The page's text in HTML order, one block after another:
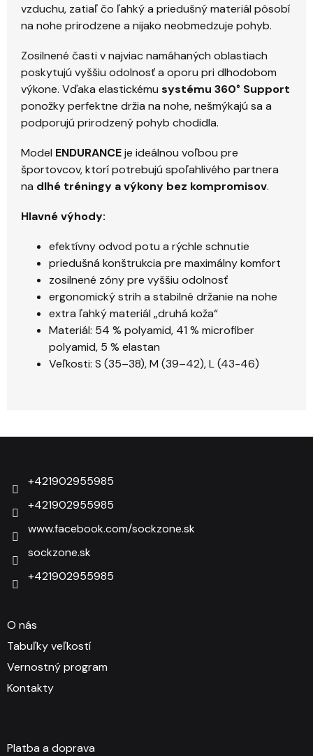
vzduchu, zatiaľ čo ľahký a priedušný materiál pôsobí
na nohe prirodzene a nijako neobmedzuje pohyb.
Zosilnené časti v najviac namáhaných oblastiach
poskytujú vyššiu odolnosť a oporu pri dlhodobom
výkone. Vďaka elastickému systému 360° Support
ponožky perfektne držia na nohe, nešmýkajú sa a
podporujú prirodzený pohyb chodidla.
Model ENDURANCEje ideálnou voľbou pre
športovcov, ktorí potrebujú spoľahlivého partnera
na dlhé tréningy a výkony bez kompromisov.
Hlavné výhody:
efektívny odvod potu a rýchle schnutie
priedušná konštrukcia pre maximálny komfort
zosilnené zóny pre vyššiu odolnosť
ergonomický strih a stabilné držanie na nohe
extra ľahký materiál „druhá koža“
Materiál: 54 % polyamid, 41 % microfiber
polyamid, 5 % elastan
Veľkosti: S (35–38), M (39–42), L (43-46)
+421902955985
+421902955985
www.facebook.com/sockzone.sk
sockzone.sk
+421902955985
O nás
Tabuľky veľkostí
Vernostný program
Kontakty
Platba a doprava